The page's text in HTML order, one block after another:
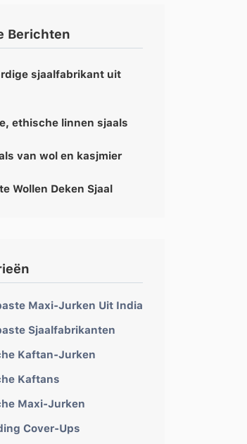
Berichten
sjaalfabrikant uit
ethische linnen sjaals
van wol en kasjmier
Wollen Deken Sjaal
Maxi-Jurken Uit India
Sjaalfabrikanten
Kaftan-Jurken
Kaftans
Maxi-Jurken
Cover-Ups